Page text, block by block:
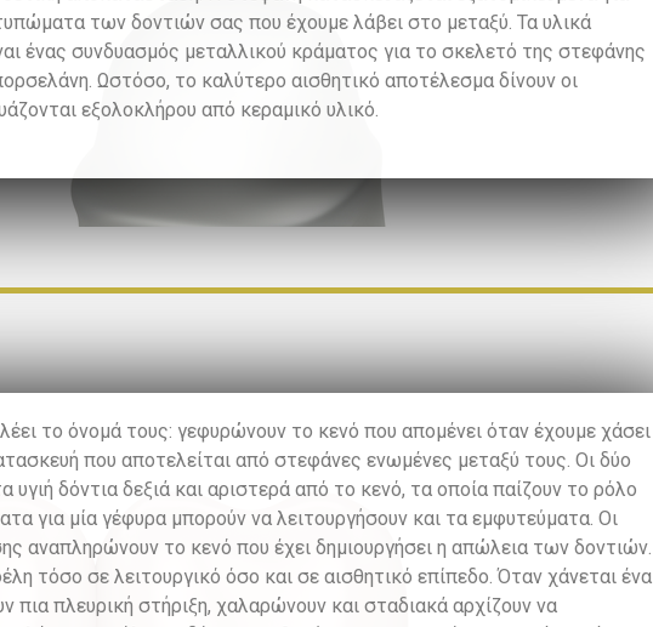
των δοντιών σας που έχουμε λάβει στο μεταξύ. Τα υλικά
ένας συνδυασμός μεταλλικού κράματος για το σκελετό της στεφάνης
Ωστόσο, το καλύτερο αισθητικό αποτέλεσμα δίνουν οι
εξολοκλήρου από κεραμικό υλικό.
το όνομά τους: γεφυρώνουν το κενό που απομένει όταν έχουμε χάσει
που αποτελείται από στεφάνες ενωμένες μεταξύ τους. Οι δύο
δόντια δεξιά και αριστερά από το κενό, τα οποία παίζουν το ρόλο
για μία γέφυρα μπορούν να λειτουργήσουν και τα εμφυτεύματα. Οι
αναπληρώνουν το κενό που έχει δημιουργήσει η απώλεια των δοντιών.
τόσο σε λειτουργικό όσο και σε αισθητικό επίπεδο. Όταν χάνεται ένα
πια πλευρική στήριξη, χαλαρώνουν και σταδιακά αρχίζουν να